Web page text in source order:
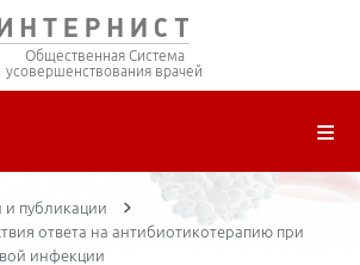
Общественная Система
усовершенствования врачей
ЦИКЛЫ ПЕРЕДАЧ
и публикации
ответа на антибиотикотерапию при
инфекции